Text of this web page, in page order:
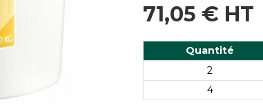
71,05 € HT
Quantité
2
4